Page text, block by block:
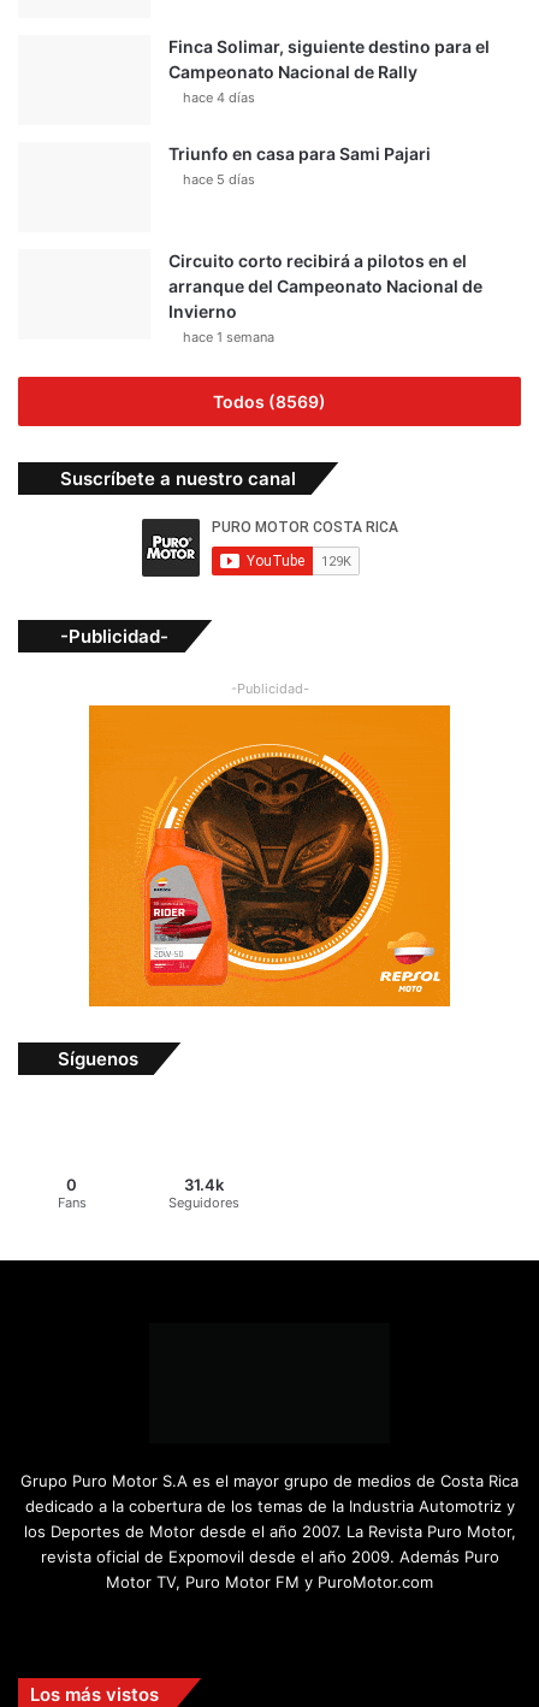
Finca Solimar, siguiente destino para el
Campeonato Nacional de Rally
hace 4 días
Triunfo en casa para Sami Pajari
hace 5 días
Circuito corto recibirá a pilotos en el
arranque del Campeonato Nacional de
Invierno
hace 1 semana
Todos (8569)
Suscríbete a nuestro canal
-Publicidad-
-Publicidad-
Síguenos
0
Fans
31.4k
Seguidores
Grupo Puro Motor S.A es el mayor grupo de medios de Costa Rica
dedicado a la cobertura de los temas de la Industria Automotriz y
los Deportes de Motor desde el año 2007. La Revista Puro Motor,
revista oficial de Expomovil desde el año 2009. Además Puro
Motor TV, Puro Motor FM y PuroMotor.com
Los más vistos